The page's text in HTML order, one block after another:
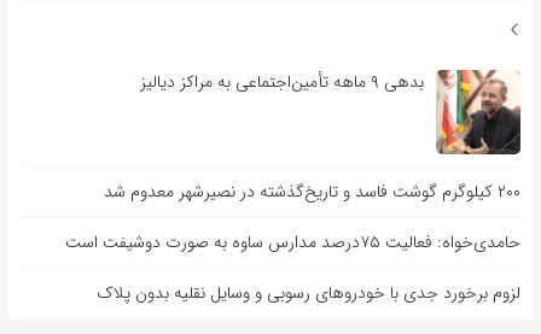
بدهی ۹ ماهه تأمین‌اجتماعی به مراکز دیالیز
۲۰۰ کیلوگرم گوشت فاسد و تاریخ‌گذشته در نصیرشهر معدوم شد
حامدی‌خواه: فعالیت ۷۵درصد مدارس ساوه به صورت دوشیفت است
لزوم برخورد جدی با خودروهای رسوبی و وسایل نقلیه بدون پلاک